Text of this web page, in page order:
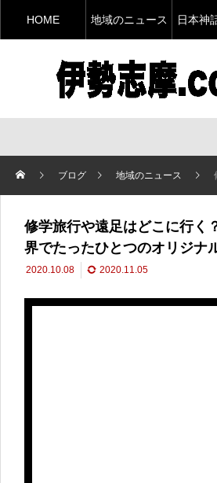
HOME 地域のニュース 日本神
ブログ 地域のニュース
修学旅行や遠足はどこに行く
界でたったひとつのオリジナ
2020.10.08 2020.11.05